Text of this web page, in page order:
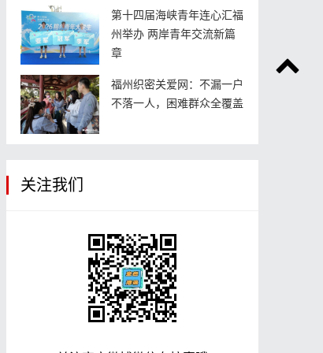
第十四届海峡青年连心汇福
州举办 两岸青年交流新篇
章
福州织密关爱网：不漏一户
不落一人，困难群众全覆盖
关注我们